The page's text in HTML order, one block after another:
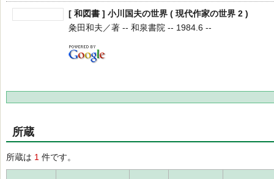
[ 和図書 ] 小川国夫の世界 ( 現代作家の世界 2 )
粂田和夫／著 -- 和泉書院 -- 1984.6 --
所蔵
所蔵は 1 件です。